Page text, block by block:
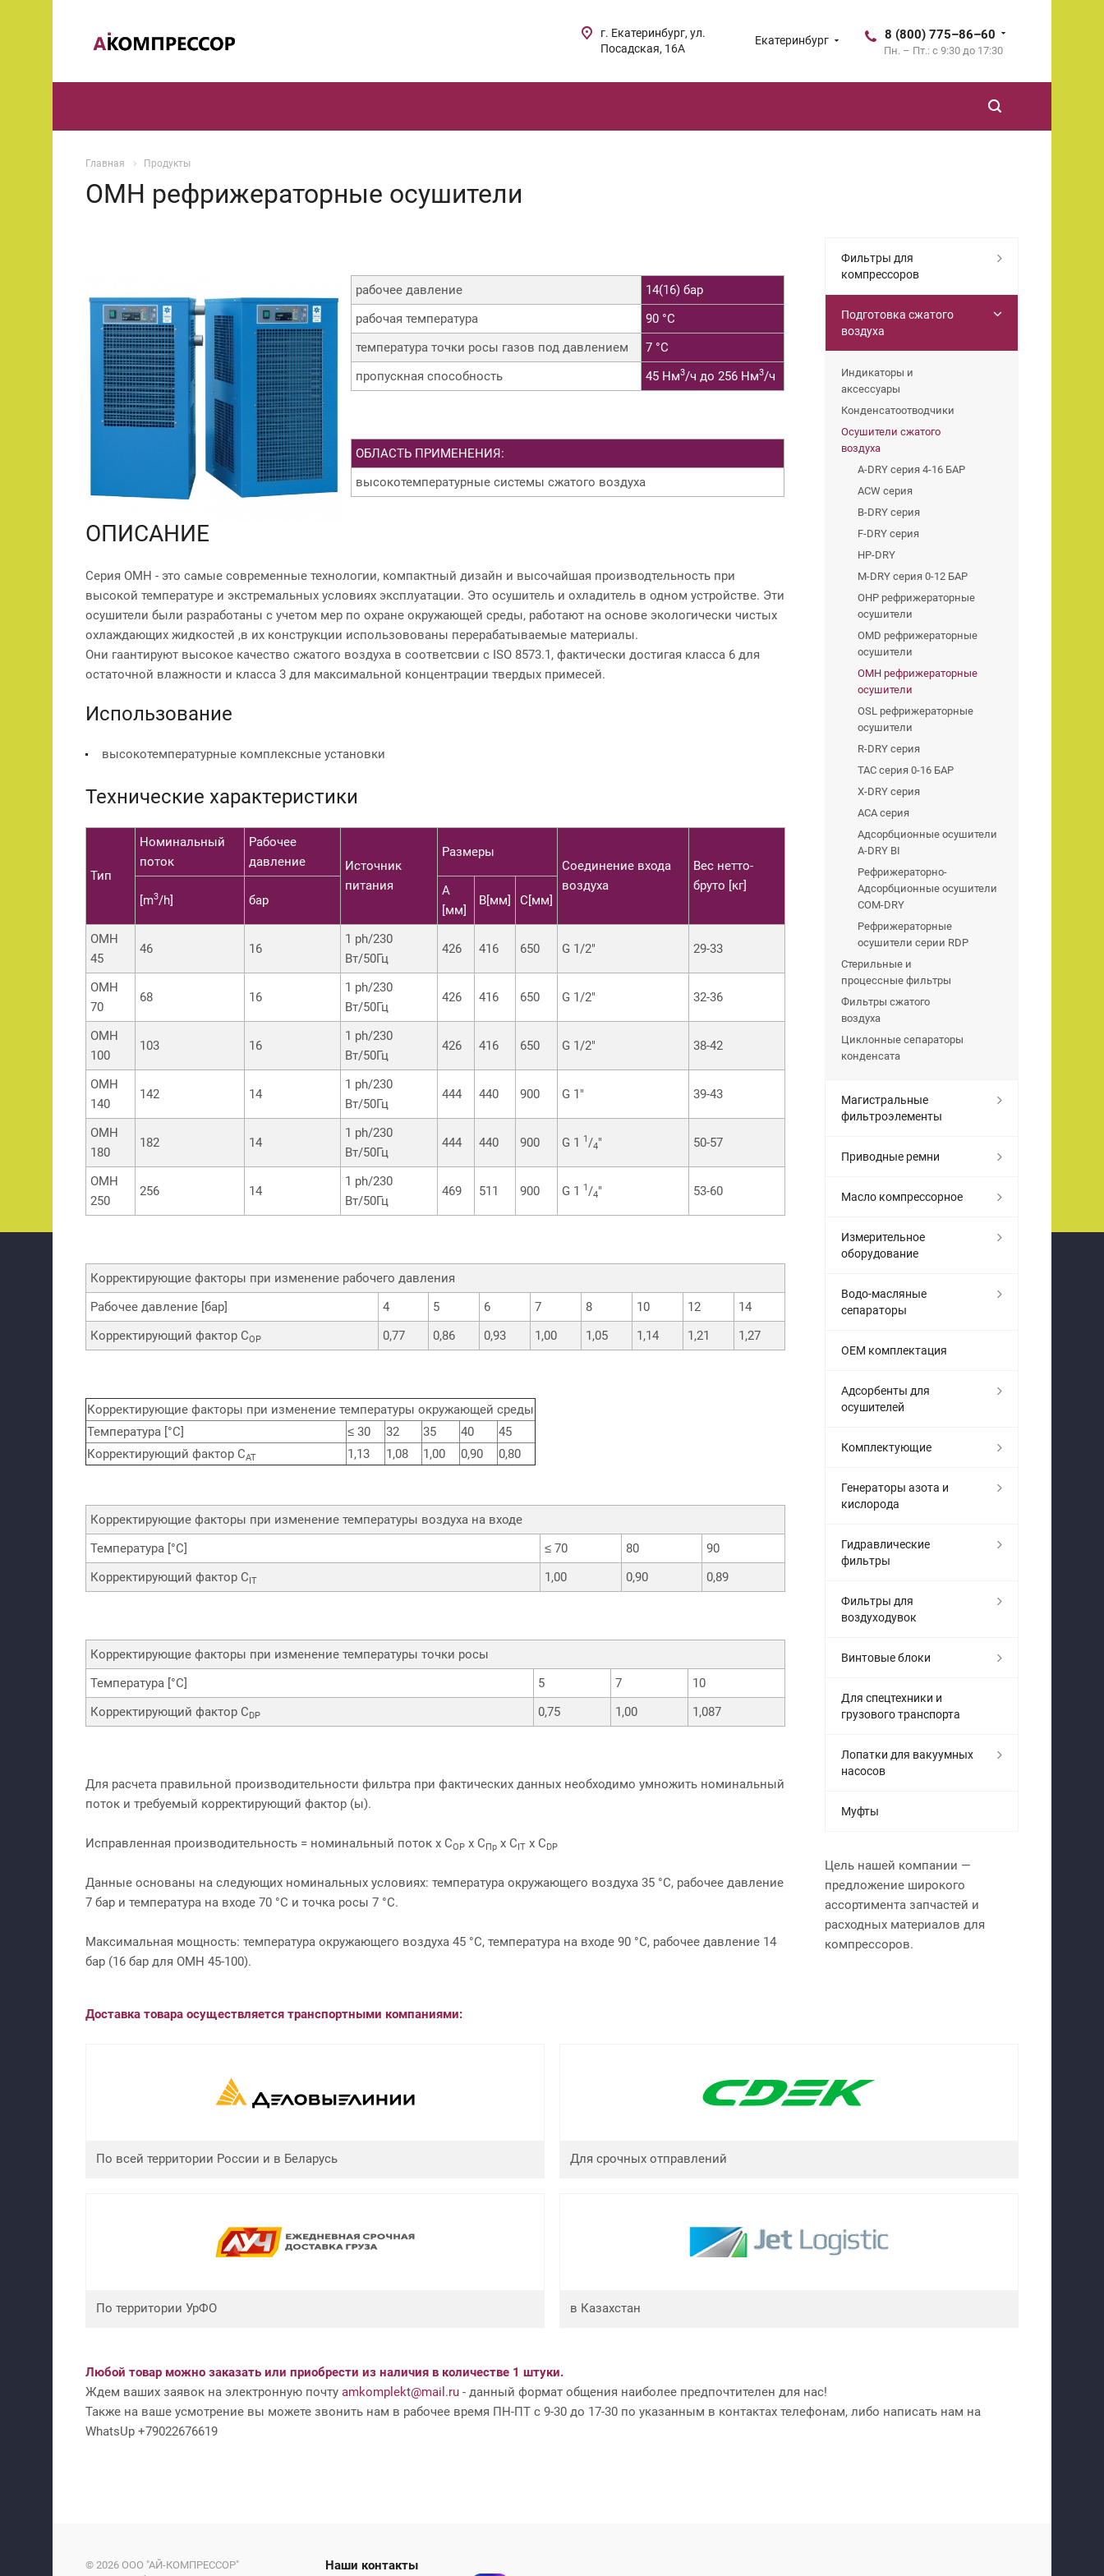
Екатеринбург 8 (800) 775–86–60
Пн. – Пт.: с 9:30 до 17:30
г. Екатеринбург, ул.
Посадская, 16А
Главная Продукты
OMH рефрижераторные осушители
рабочее давление
14(16) бар
рабочая температура
90 °C
температура точки росы газов под давлением
7 °C
пропускная способность
45 Нм3/ч до 256 Нм3/ч
ОБЛАСТЬ ПРИМЕНЕНИЯ:
высокотемпературные системы сжатого воздуха
ОПИСАНИЕ
Серия OMH - это самые современные технологии, компактный дизайн и высочайшая производтельность при
высокой температуре и экстремальных условиях эксплуатации. Это осушитель и охладитель в одном устройстве. Эти
осушители были разработаны с учетом мер по охране окружающей среды, работают на основе экологически чистых
охлаждающих жидкостей ,в их конструкции использовованы перерабатываемые материалы.
Они гаантируют высокое качество сжатого воздуха в соответсвии с ISO 8573.1, фактически достигая класса 6 для
остаточной влажности и класса 3 для максимальной концентрации твердых примесей.
Использование
высокотемпературные комплексные установки
Технические характеристики
Тип
Номинальный
поток
Рабочее
давление
Источник
питания
Размеры
Соединение входа
воздуха
Вес нетто-
бруто [кг]
[m3/h] бар
А
[мм]
В[мм] С[мм]
OMH
45
46 16
1 ph/230
Вт/50Гц
426 416 650 G 1/2" 29-33
OMH
70
68 16
1 ph/230
Вт/50Гц
426 416 650 G 1/2" 32-36
OMH
100
103 16
1 ph/230
Вт/50Гц
426 416 650 G 1/2" 38-42
OMH
140
142 14
1 ph/230
Вт/50Гц
444 440 900 G 1" 39-43
OMH
180
182 14
1 ph/230
Вт/50Гц
444 440 900 G 1 1 /4" 50-57
OMH
250
256 14
1 ph/230
Вт/50Гц
469 511 900 G 1 1 /4" 53-60
Корректирующие факторы при изменение рабочего давления
Рабочее давление [бар]
4 5 6 7 8 10 12
14
Корректирующий фактор COP 0,77 0,86 0,93 1,00 1,05 1,14 1,21 1,27
Корректирующие факторы при изменение температуры окружающей среды
Температура [°С]
≤ 30 32 35 40
45
Корректирующий фактор CАТ 1,13 1,08 1,00 0,90 0,80
Корректирующие факторы при изменение температуры воздуха на входе
Температура [°С]
≤ 70 80
90
Корректирующий фактор CIТ 1,00 0,90 0,89
Корректирующие факторы при изменение температуры точки росы
Температура [°С]
5 7
10
Корректирующий фактор CDР 0,75 1,00 1,087
Для расчета правильной производительности фильтра при фактических данных необходимо умножить номинальный
поток и требуемый корректирующий фактор (ы).
Исправленная производительность = номинальный поток х COP х CПр х СIT х CDP
Данные основаны на следующих номинальных условиях: температура окружающего воздуха 35 °С, рабочее давление
7 бар и температура на входе 70 °С и точка росы 7 °С.
Максимальная мощность: температура окружающего воздуха 45 °С, температура на входе 90 °С, рабочее давление 14
бар (16 бар для ОМН 45-100).
Фильтры для
компрессоров
Подготовка сжатого
воздуха
Индикаторы и
аксессуары
Конденсатоотводчики
Осушители сжатого
воздуха
A-DRY серия 4-16 БАР
ACW серия
B-DRY серия
F-DRY серия
HP-DRY
M-DRY серия 0-12 БАР
OHP рефрижераторные
осушители
OMD рефрижераторные
осушители
OMH рефрижераторные
осушители
OSL рефрижераторные
осушители
R-DRY серия
TAC серия 0-16 БАР
X-DRY серия
АCA серия
Адсорбционные осушители
A-DRY BI
Рефрижераторно-
Адсорбционные осушители
COM-DRY
Рефрижераторные
осушители серии RDP
Стерильные и
процессные фильтры
Фильтры сжатого
воздуха
Циклонные сепараторы
конденсата
Магистральные
фильтроэлементы
Приводные ремни
Масло компрессорное
Измерительное
оборудование
Водо-масляные
сепараторы
OEM комплектация
Адсорбенты для
осушителей
Комплектующие
Генераторы азота и
кислорода
Гидравлические
фильтры
Фильтры для
воздуходувок
Винтовые блоки
Для спецтехники и
грузового транспорта
Лопатки для вакуумных
насосов
Муфты
Цель нашей компании —
предложение широкого
ассортимента запчастей и
расходных материалов для
компрессоров.
Доставка товара осуществляется транспортными компаниями:
По всей территории России и в Беларусь Для срочных отправлений
По территории УрФО в Казахстан
Любой товар можно заказать или приобрести из наличия в количестве 1 штуки.
Ждем ваших заявок на электронную почту amkomplekt@mail.ru - данный формат общения наиболее предпочтителен для нас!
Также на ваше усмотрение вы можете звонить нам в рабочее время ПН-ПТ с 9-30 до 17-30 по указанным в контактах телефонам, либо написать нам на
WhatsUp +79022676619
© 2026 ООО "АЙ-КОМПРЕССОР"
Наши контакты